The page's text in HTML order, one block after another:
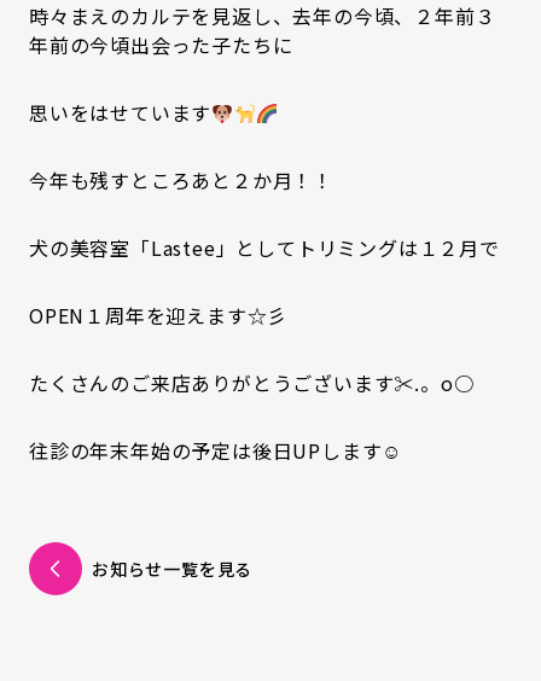
時々まえのカルテを見返し、去年の今頃、２年前３
年前の今頃出会った子たちに
思いをはせています
今年も残すところあと２か月！！
犬の美容室「Lastee」としてトリミングは１２月で
OPEN１周年を迎えます☆彡
たくさんのご来店ありがとうございます✂.。o○
往診の年末年始の予定は後日UPします☺
お知らせ一覧を見る